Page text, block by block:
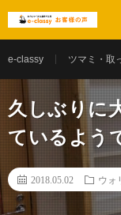
e-classy ツマミ・取
久しぶりに
ているよう
2018.05.02 ウォ